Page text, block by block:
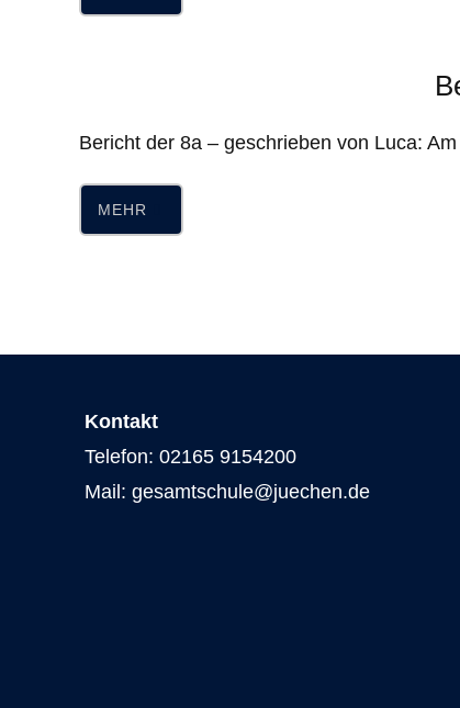
Bericht der 8a – geschrieben von Luca:
MEHR
Kontakt
Telefon: 02165 9154200
Mail: gesamtschule@juechen.de